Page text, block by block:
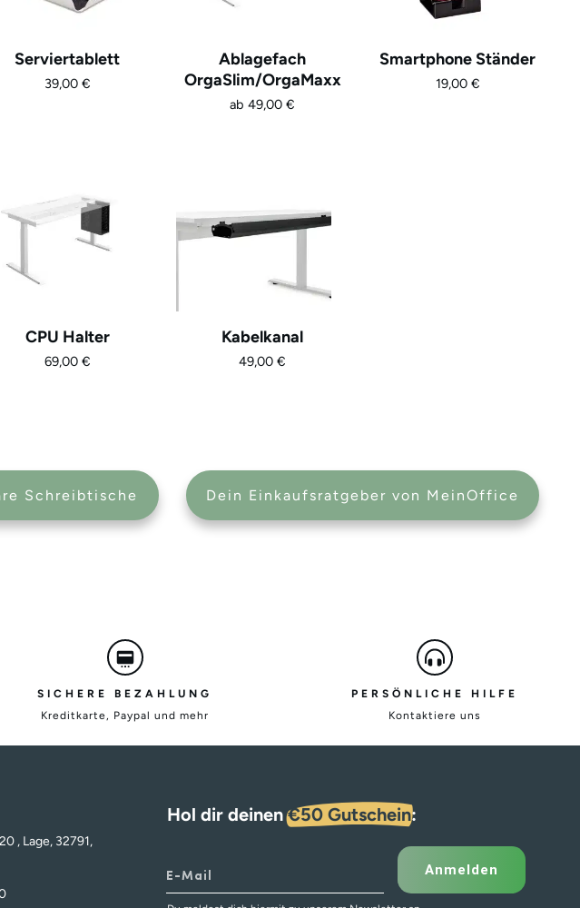
Serviertablett
39,00 €
Ablagefach
OrgaSlim/OrgaMaxx
ab49,00€
Smartphone Ständer
19,00 €
CPU Halter
69,00 €
Kabelkanal
49,00€
Schreibtische Dein Einkaufsratgeber von MeinOffice
SICHERE BEZAHLUNG
Kreditkarte, Paypal und mehr
PERSÖNLICHE HILFE
Kontaktiere uns
, Lage, 32791,
Hol dir deinen€50 Gutschein:
Anmelden